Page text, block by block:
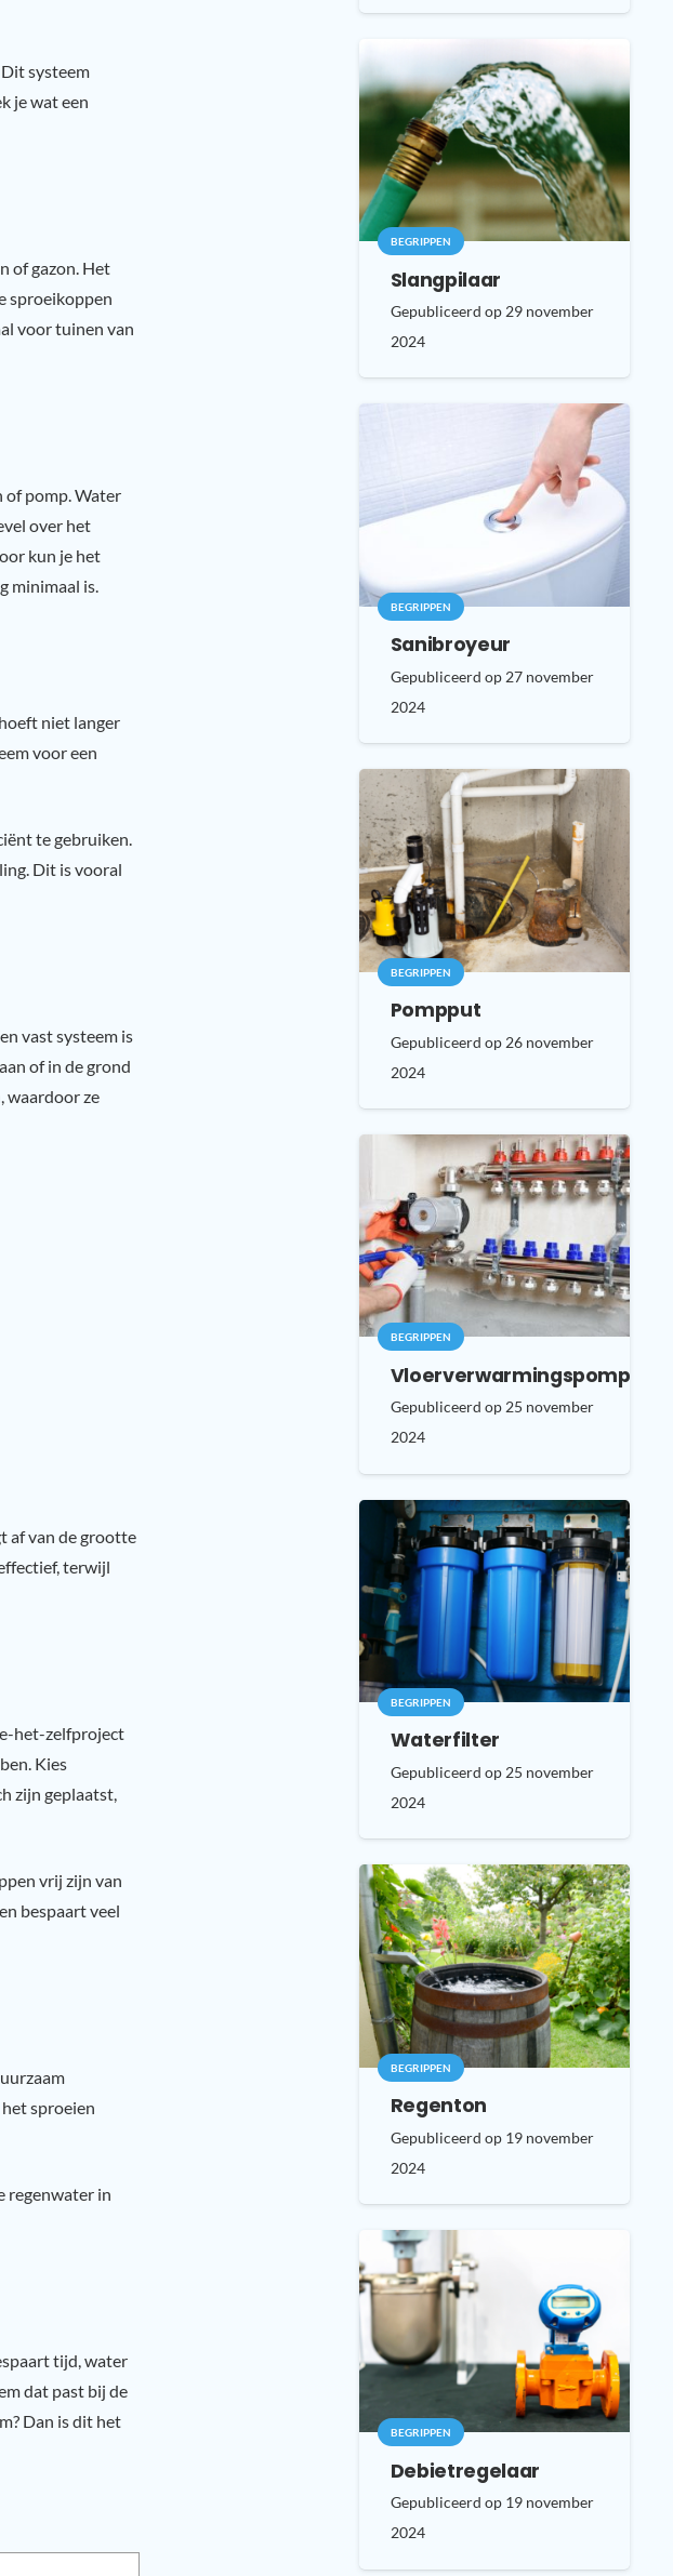
systeem
je wat een
of gazon. Het
sproeikoppen
voor tuinen van
of pomp. Water
over het
kun je het
minimaal is.
niet langer
voor een
te gebruiken.
Dit is vooral
vast systeem is
of in de grond
waardoor ze
af van de grootte
terwijl
het-zelfproject
Kies
zijn geplaatst,
vrij zijn van
bespaart veel
sproeien
regenwater in
tijd, water
dat past bij de
Dan is dit het
BEGRIPPEN
Slangpilaar
Gepubliceerd op 29 november
2024
BEGRIPPEN
Sanibroyeur
Gepubliceerd op 27 november
2024
BEGRIPPEN
Pompput
Gepubliceerd op 26 november
2024
BEGRIPPEN
Vloerverwarmingspomp
Gepubliceerd op 25 november
2024
BEGRIPPEN
Waterfilter
Gepubliceerd op 25 november
2024
BEGRIPPEN
Regenton
Gepubliceerd op 19 november
2024
BEGRIPPEN
Debietregelaar
Gepubliceerd op 19 november
2024